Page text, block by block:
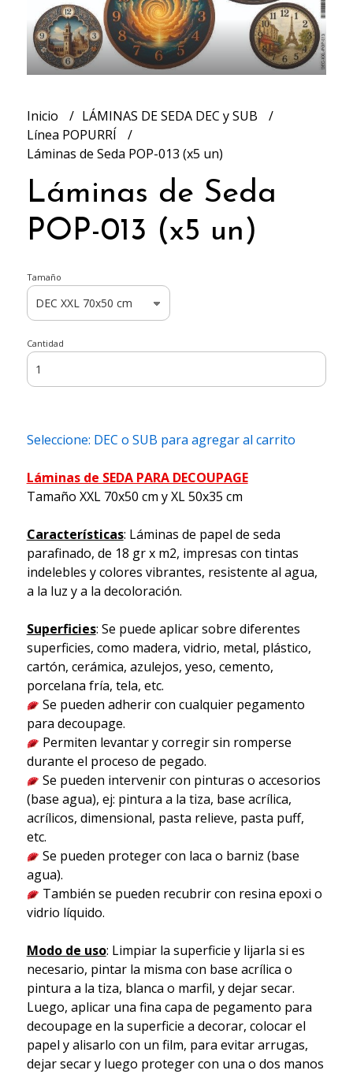
Inicio
LÁMINAS DE SEDA DEC y SUB
Línea POPURRÍ
Láminas de Seda POP-013 (x5 un)
Láminas de Seda
POP-013 (x5 un)
Tamaño
Cantidad
Seleccione: DEC o SUB para agregar al carrito
Láminas de SEDA PARA DECOUPAGE
Tamaño XXL 70x50 cm y XL 50x35 cm
Características: Láminas de papel de seda
parafinado, de 18 gr x m2, impresas con tintas
indelebles y colores vibrantes, resistente al agua,
a la luz y a la decoloración.
Superficies: Se puede aplicar sobre diferentes
superficies, como madera, vidrio, metal, plástico,
cartón, cerámica, azulejos, yeso, cemento,
porcelana fría, tela, etc.
Se pueden adherir con cualquier pegamento
para decoupage.
Permiten levantar y corregir sin romperse
durante el proceso de pegado.
Se pueden intervenir con pinturas o accesorios
(base agua), ej: pintura a la tiza, base acrílica,
acrílicos, dimensional, pasta relieve, pasta puff,
etc.
Se pueden proteger con laca o barniz (base
agua).
También se pueden recubrir con resina epoxi o
vidrio líquido.
Modo de uso: Limpiar la superficie y lijarla si es
necesario, pintar la misma con base acrílica o
pintura a la tiza, blanca o marfil, y dejar secar.
Luego, aplicar una fina capa de pegamento para
decoupage en la superficie a decorar, colocar el
papel y alisarlo con un film, para evitar arrugas,
dejar secar y luego proteger con una o dos manos